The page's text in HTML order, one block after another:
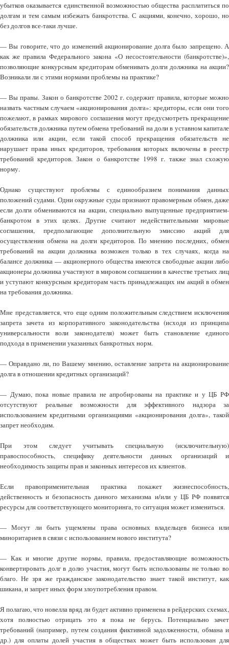
убытков оказывается единственной возможностью общества расплатиться по
долгам и тем самым избежать банкротства. С акциями, конечно, хорошо, но
без долгов все-таки лучше.
— Вы говорите, что до изменений акционирование долга было запрещено. А
как же правила Федерального закона «О несостоятельности (банкротстве)»,
позволяющие конкурсным кредиторам обменивать долги должника на акции?
Возникали ли с этими нормами проблемы на практике?
— Вы правы. Закон о банкротстве 2002 г. содержит правила, которые можно
назвать частным случаем «акционирования долга»: кредиторы, если они того
пожелают, в рамках мирового соглашения могут предусмотреть прекращение
обязательств должника путем обмена требований на доли в уставном капитале
должника или акции, если такой способ прекращения обязательств не
нарушает права иных кредиторов, требования которых включены в реестр
требований кредиторов. Закон о банкротстве 1998 г. также знал схожую
норму.
Однако существуют проблемы с единообразием понимания данных
положений судами. Одни окружные суды признают правомерным обмен, даже
если долги обмениваются на акции, специально выпущенные предприятием-
банкротом в этих целях. Другие считают недействительными мировые
соглашения, предполагающие дополнительную эмиссию акций для
осуществления обмена на долги кредиторов. По мнению последних, обмен
требований на акции должника возможен только в тех случаях, когда на
балансе должника — акционерного общества имеются свободные акции либо
акционеры должника участвуют в мировом соглашении в качестве третьих лиц
и уступают конкурсным кредиторам часть принадлежащих им акций в обмен
на требования должника.
Мне представляется, что еще одним положительным следствием исключения
запрета зачета из корпоративного законодательства (исходя из принципа
универсальности воли законодателя) может быть становление единого
подхода в применении указанных банкротных норм.
— Оправдано ли, по Вашему мнению, оставление запрета на акционирование
долга в отношении кредитных организаций?
— Думаю, пока новые правила не апробированы на практике и у ЦБ РФ
отсутствуют реальные возможности для эффективного надзора за
использованием кредитными организациями «акционирования долга», такой
запрет необходим.
При этом следует учитывать специальную (исключительную)
правоспособность, специфику деятельности данных организаций и
необходимость защиты прав и законных интересов их клиентов.
Если правоприменительная практика покажет жизнеспособность,
действенность и безопасность данного механизма и/или у ЦБ РФ появятся
ресурсы для соответствующего мониторинга, то ситуация может измениться.
— Могут ли быть ущемлены права основных владельцев бизнеса или
миноритариев в связи с использованием нового института?
— Как и многие другие нормы, правила, предоставляющие возможность
конвертировать долг в долю участия, могут быть использованы не только во
благо. Не зря же гражданское законодательство знает такой институт, как
шикана, и запрет иных форм злоупотребления правом.
Я полагаю, что новелла вряд ли будет активно применена в рейдерских схемах,
хотя полностью отрицать это я пока не берусь. Потенциально зачет
требований (например, путем создания фиктивной задолженности, обмана и
др.) для оплаты долей участия в обществах может быть использован для